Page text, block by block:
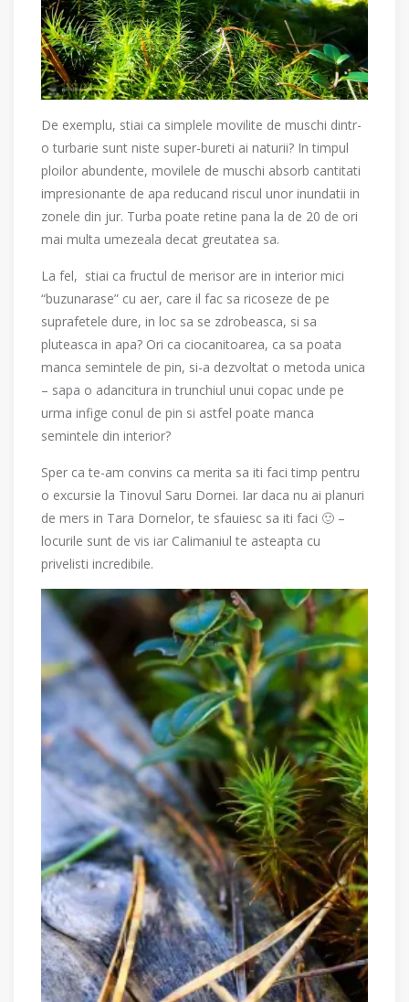
De exemplu, stiai ca simplele movilite de muschi dintr-
o turbarie sunt niste super-bureti ai naturii? In timpul
ploilor abundente, movilele de muschi absorb cantitati
impresionante de apa reducand riscul unor inundatii in
zonele din jur. Turba poate retine pana la de 20 de ori
mai multa umezeala decat greutatea sa.
La fel, stiai ca fructul de merisor are in interior mici
“buzunarase” cu aer, care il fac sa ricoseze de pe
suprafetele dure, in loc sa se zdrobeasca, si sa
pluteasca in apa? Ori ca ciocanitoarea, ca sa poata
manca semintele de pin, si-a dezvoltat o metoda unica
– sapa o adancitura in trunchiul unui copac unde pe
urma infige conul de pin si astfel poate manca
semintele din interior?
Sper ca te-am convins ca merita sa iti faci timp pentru
o excursie la Tinovul Saru Dornei. Iar daca nu ai planuri
de mers in Tara Dornelor, te sfauiesc sa iti faci 🙂 –
locurile sunt de vis iar Calimaniul te asteapta cu
privelisti incredibile.